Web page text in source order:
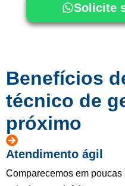
Solicite
Benefícios
técnico de
próximo
Atendimento ágil
Comparecemos em